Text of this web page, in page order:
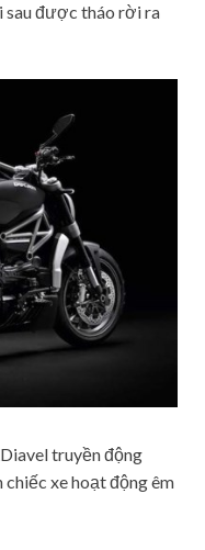
được tháo rời ra
truyền động
chiếc xe hoạt động êm